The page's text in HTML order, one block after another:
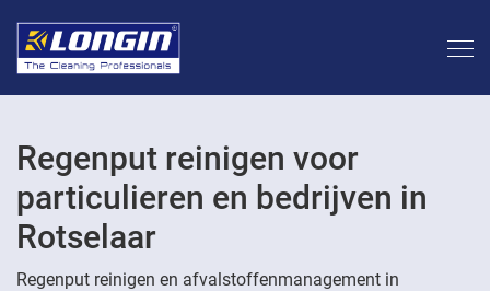
Regenput reinigen voor
particulieren en bedrijven in
Rotselaar
Regenput reinigen en afvalstoffenmanagement in